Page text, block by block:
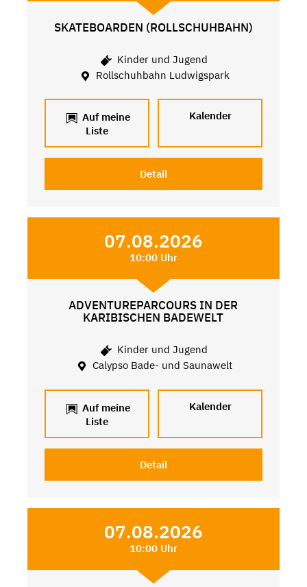
SKATEBOARDEN (ROLLSCHUHBAHN)
Kinder und Jugend
Rollschuhbahn Ludwigspark
Auf meine
Liste
Kalender
Detail
07.08.2026
10:00 Uhr
ADVENTUREPARCOURS IN DER
KARIBISCHEN BADEWELT
Kinder und Jugend
Calypso Bade- und Saunawelt
Auf meine
Liste
Kalender
Detail
07.08.2026
10:00 Uhr